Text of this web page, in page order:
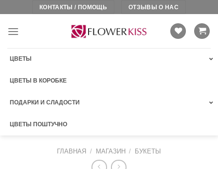
content
КОНТАКТЫ / ПОМОЩЬ ОТЗЫВЫ О НАС
ЦВЕТЫ
ЦВЕТЫ В КОРОБКЕ
ПОДАРКИ И СЛАДОСТИ
ЦВЕТЫ ПОШТУЧНО
ГЛАВНАЯ / МАГАЗИН / БУКЕТЫ